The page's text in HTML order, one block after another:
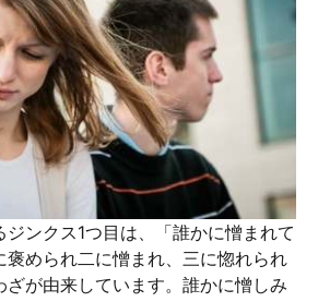
ジンクス1つ目は、「誰かに憎まれて
褒められ二に憎まれ、三に惚れられ
ざが由来しています。誰かに憎しみ